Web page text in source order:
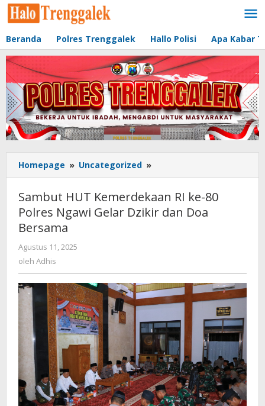
Lewati
ke
Beranda Polres Trenggalek Hallo Polisi Apa Kabar
Homepage » Uncategorized »
HUT
RI
ke-
Dzikir
dan
Doa
Sambut HUT Kemerdekaan RI ke-80
Polres Ngawi Gelar Dzikir dan Doa
Bersama
Agustus 11, 2025
oleh Adhis